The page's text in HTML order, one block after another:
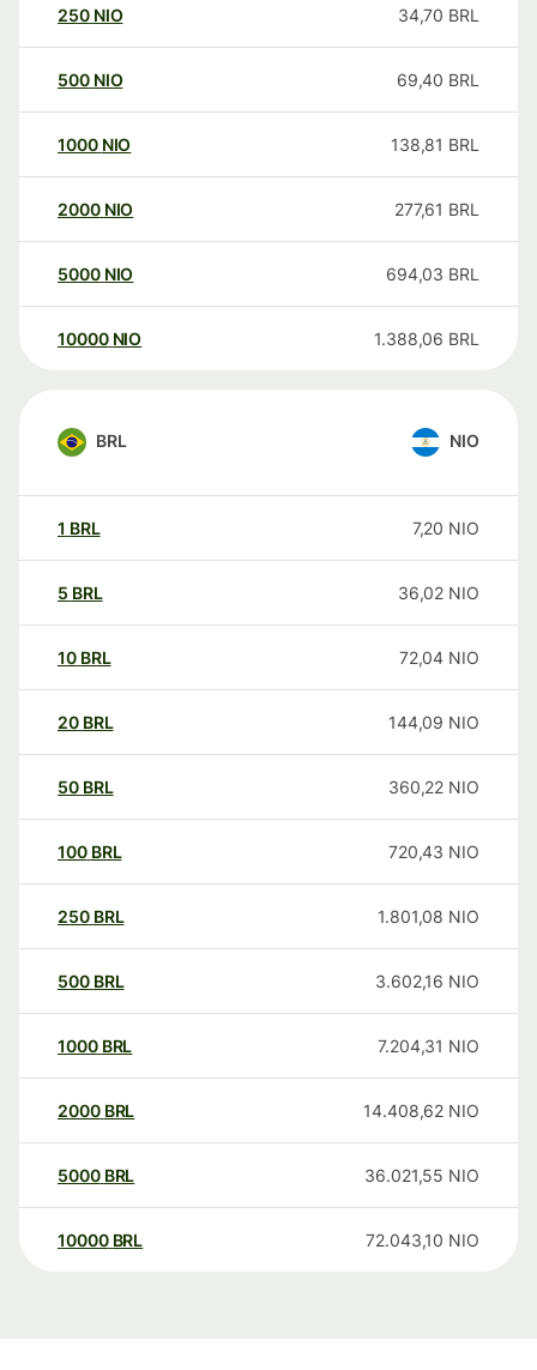
250 NIO 34,70 BRL
500 NIO 69,40 BRL
1000 NIO 138,81 BRL
2000 NIO 277,61 BRL
5000 NIO 694,03 BRL
10000 NIO 1.388,06 BRL
BRL NIO
1 BRL 7,20 NIO
5 BRL 36,02 NIO
10 BRL 72,04 NIO
20 BRL 144,09 NIO
50 BRL 360,22 NIO
100 BRL 720,43 NIO
250 BRL 1.801,08 NIO
500 BRL 3.602,16 NIO
1000 BRL 7.204,31 NIO
2000 BRL 14.408,62 NIO
5000 BRL 36.021,55 NIO
10000 BRL 72.043,10 NIO